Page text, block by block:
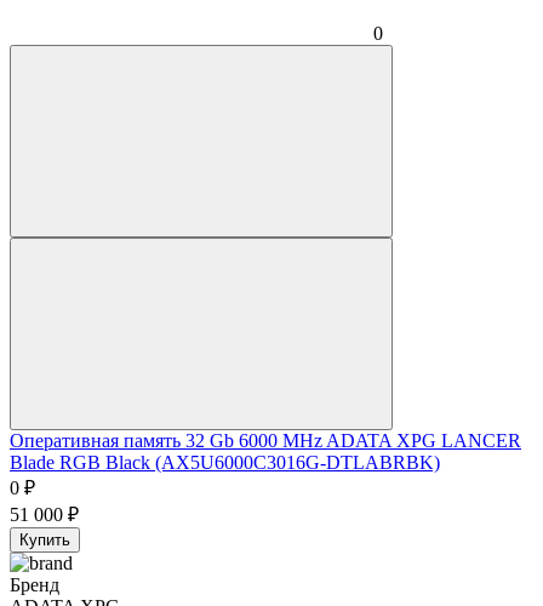
0
Оперативная память 32 Gb 6000 MHz ADATA XPG LANCER
Blade RGB Black (AX5U6000C3016G-DTLABRBK)
0 ₽
51 000 ₽
Купить
Бренд